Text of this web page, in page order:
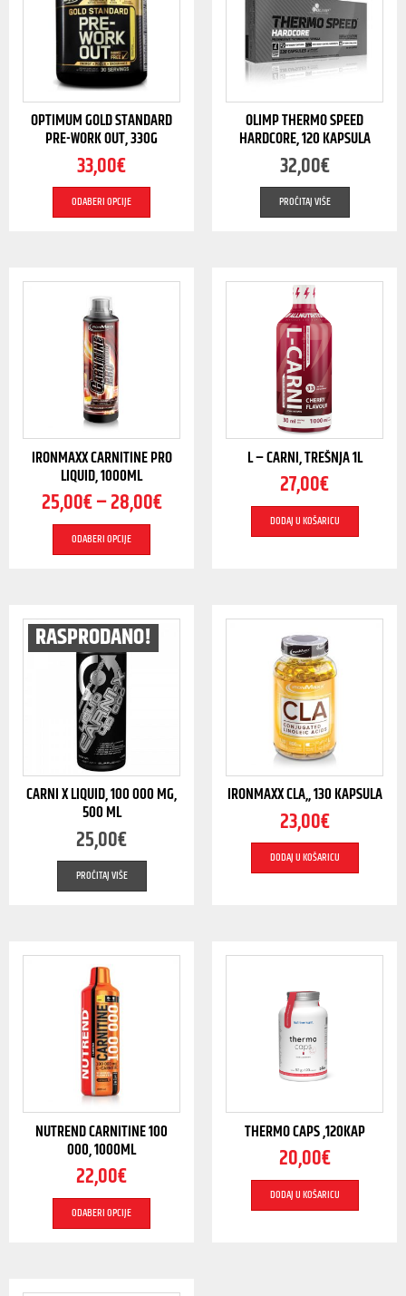
OPTIMUM GOLD STANDARD
PRE-WORK OUT, 330G
33,00€
ODABERI OPCIJE
OLIMP THERMO SPEED
HARDCORE, 120 KAPSULA
32,00€
PROČITAJ VIŠE
IRONMAXX CARNITINE PRO
LIQUID, 1000ML
25,00€–28,00€
ODABERI OPCIJE
L – CARNI, TREŠNJA 1L
27,00€
DODAJ U KOŠARICU
RASPRODANO!
CARNI X LIQUID, 100 000 MG,
500 ML
25,00€
PROČITAJ VIŠE
IRONMAXX CLA,, 130 KAPSULA
23,00€
DODAJ U KOŠARICU
NUTREND CARNITINE 100
000, 1000ML
22,00€
ODABERI OPCIJE
THERMO CAPS ,120KAP
20,00€
DODAJ U KOŠARICU